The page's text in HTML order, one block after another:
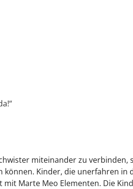
miteinander zu verbinden,
können. Kinder, die unerfahren in
Marte Meo Elementen. Die